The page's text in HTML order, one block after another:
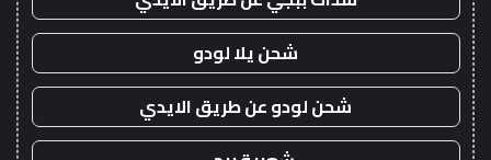
شحن يلا لودو
شحن لودو عن طريق الايدي